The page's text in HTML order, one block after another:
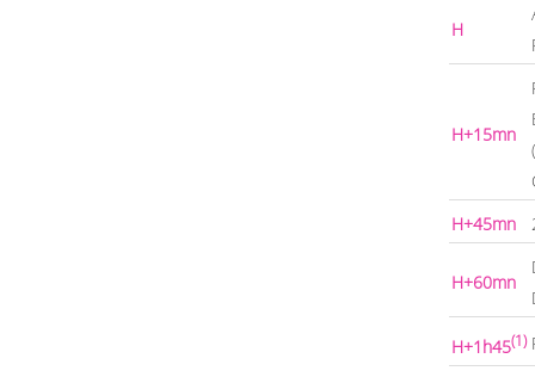
H
H+15mn
H+45mn
H+60mn
H+1h45(1)